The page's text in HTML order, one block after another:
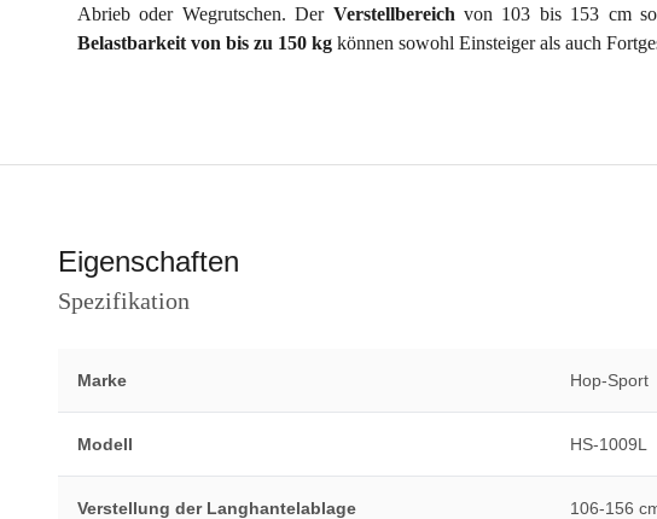
Abrieb oder Wegrutschen. Der Verstellbereich von 103 bis 153 cm
Belastbarkeit von bis zu 150 kg können sowohl Einsteiger als auch
Eigenschaften
Spezifikation
Marke Hop-Sport
Modell HS-1009L
Verstellung der Langhantelablage 106-156